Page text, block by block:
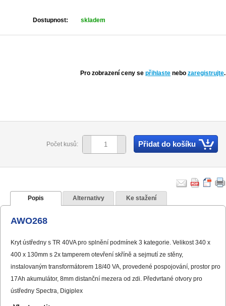
Dostupnost: skladem
Pro zobrazení ceny se přihlaste nebo zaregistrujte.
Počet kusů: Přidat do košíku
Popis Alternativy Ke stažení
AWO268
Kryt ústředny s TR 40VA pro splnění podmínek 3 kategorie. Velikost 340 x
400 x 130mm s 2x tamperem otevření skříně a sejmutí ze stěny,
instalovaným transformátorem 18/40 VA, provedené pospojování, prostor pro
17Ah akumulátor, 8mm distanční mezera od zdi. Předvrtané otvory pro
ústředny Spectra, Digiplex